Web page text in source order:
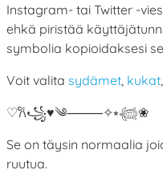
Instagram- tai Twitter -
ehkä piristää
symbolia kopioidaksesi
Voit valita sydämet, kukat,
♡𐙚꧁♥༄⸻✧⭒𓆉❀
Se on täysin normaalia
ruutua.